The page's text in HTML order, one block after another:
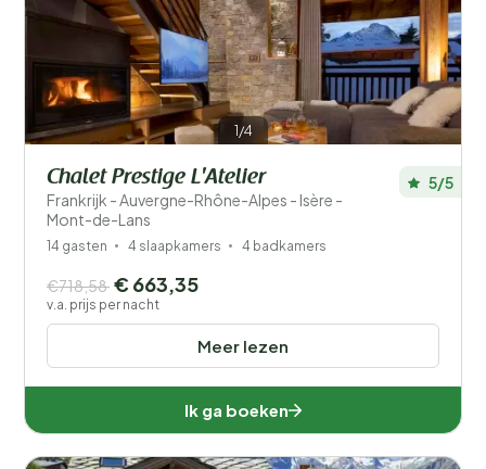
1/4
Chalet Prestige L'Atelier
Frankrijk - Auvergne-Rhône-Alpes - Isère -
Mont-de-Lans
5/5
14 gasten 4 slaapkamers 4 badkamers
Meer lezen
€718,58 € 663,35
v.a. prijs per nacht
Ik ga boeken